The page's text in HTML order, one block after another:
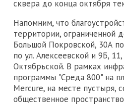
сквера до конца октября
Напомним, что
территории, ограниченной
Большой Покровской, 30А по
по ул. Алексеевской и 9Б,
Октябрьской. В рамках
программы "Среда 800" на
Mercure, на месте пустыря,
общественное